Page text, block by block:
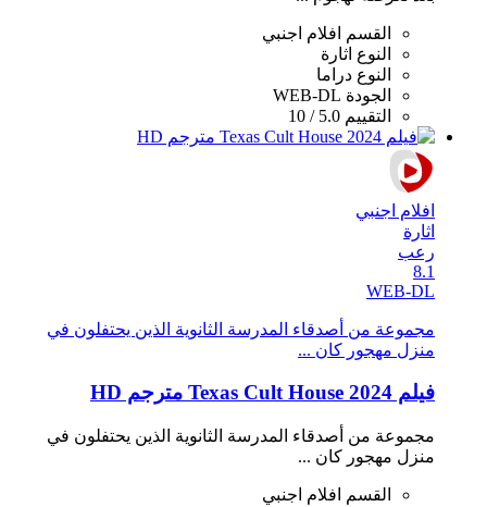
القسم
افلام اجنبي
النوع اثارة
النوع دراما
الجودة WEB-DL
التقييم 5.0 / 10
افلام اجنبي
اثارة
رعب
8.1
WEB-DL
مجموعة من أصدقاء المدرسة الثانوية الذين يحتفلون في
منزل مهجور كان ...
فيلم Texas Cult House 2024 مترجم HD
مجموعة من أصدقاء المدرسة الثانوية الذين يحتفلون في
منزل مهجور كان ...
القسم
افلام اجنبي